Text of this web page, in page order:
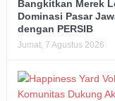
Bangkitkan Merek
Dominasi Pasar
dengan PERSIB
Jumat, 7 Agustus 2026